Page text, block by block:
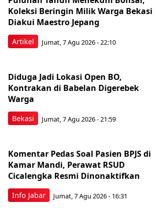
Artikel
Koleksi Beringin Milik Warga Bekasi
Diakui Maestro Jepang
Jumat, 7 Agu 2026 - 22:10
Bekasi
Diduga Jadi Lokasi Open BO,
Kontrakan di Babelan Digerebek
Warga
Jumat, 7 Agu 2026 - 21:59
Info Jabar
Komentar Pedas Soal Pasien BPJS di
Kamar Mandi, Perawat RSUD
Cicalengka Resmi Dinonaktifkan
Jumat, 7 Agu 2026 - 16:31